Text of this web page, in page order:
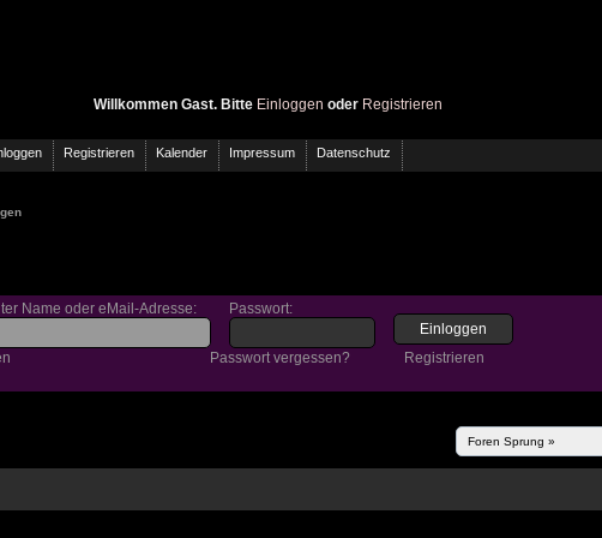
Willkommen Gast. Bitte Einloggen oder Registrieren
Registrieren Kalender Impressum Datenschutz
Name oder eMail-Adresse: Passwort:
Registrieren
Passwort vergessen?